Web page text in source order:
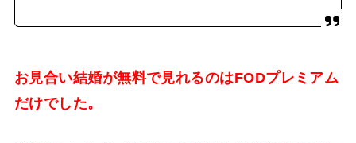
お見合い結婚が無料で見れるのはFODプレミアム
だけでした。